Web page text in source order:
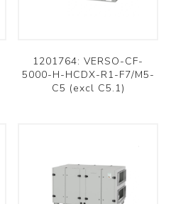
1201764: VERSO-CF-
5000-H-HCDX-R1-F7/M5-
C5 (excl C5.1)